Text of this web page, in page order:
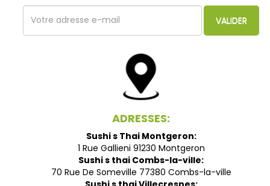
VALIDER
ADRESSES:
Sushi s Thai Montgeron:
1 Rue Gallieni 91230 Montgeron
Sushi s thai Combs-la-ville:
70 Rue De Someville 77380 Combs-la-ville